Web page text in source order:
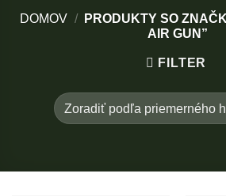
DOMOV /
PRODUKTY SO
AIR GUN”
FILTER